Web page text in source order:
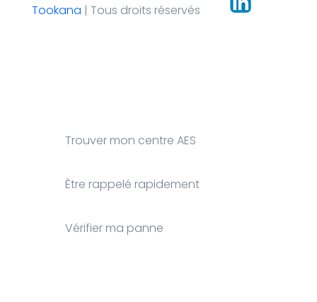
Tookana | Tous droits réservés
Trouver mon centre AES
Être rappelé rapidement
Vérifier ma panne